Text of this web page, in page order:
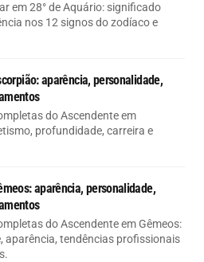
em 28° de Aquário: significado
nos 12 signos do zodíaco e
aparência, personalidade,
do Ascendente em
profundidade, carreira e
aparência, personalidade,
do Ascendente em Gêmeos:
aparência, tendências profissionais